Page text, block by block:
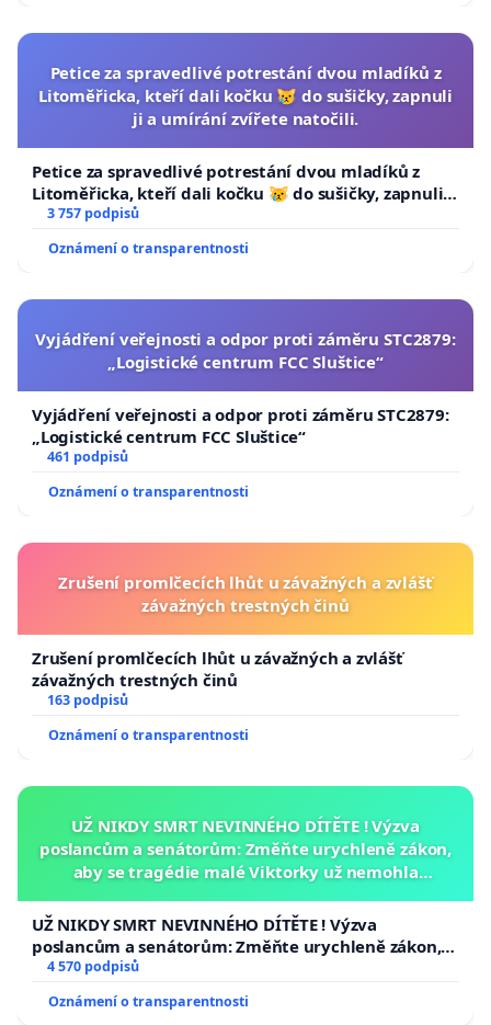
Máme za to, že je ve veřejném zájmu prokázat, že
a postupy jsou pro děti bezpečné. Bohužel se tak
přestože se k tomu Vy, Blanka Kolářová Sudíková,
roce 2010. Naopak ve své činnosti (včetně zjevně
létání miminek) nadále pokračujete, přičemž se množí
potenciálně poškozených klientů.
i psychické a emocionální, a tedy veřejnosti ráda
vyjádření a důkazy o tom, že Vaše aktivity v Plaváčku
děti prospěšné a bezpečné, případně od nich v
upustíte.
S pozdravem
Zdeňka Šíp Staňková, Děti jsou taky lidi
lektorka témat porodu, péče o dítě a rodičovství
Mgr. Martina Šípová, instruktor plavání kojenců,
předškoláků 27 let a od roku 2008 lektor
akreditovaného kurzu Instruktor dětského plavání
pohybové výchovy kojenců, batolat a dětí
věku
PhDr. Michala Škrábová, Ph.D., psycholožka
RNDr., MUDr. Barbara Kunt Vonková, lékařka
Bc. Danuše Kalinová, instruktor kojeneckého,
předškolního plavání a učitelka v MŠ
Petice za spravedlivé potrestání dvou mladíků z
Litoměřicka, kteří dali kočku 😿 do sušičky, zapnuli
ji a umírání zvířete natočili.
Petice za spravedlivé potrestání dvou mladíků z
Litoměřicka, kteří dali kočku 😿 do sušičky, zapnuli ji
a umírání zvířete natočili.
3 757 podpisů
Oznámení o transparentnosti
Vyjádření veřejnosti a odpor proti záměru STC2879:
„Logistické centrum FCC Sluštice“
Vyjádření veřejnosti a odpor proti záměru STC2879:
„Logistické centrum FCC Sluštice“
461 podpisů
Oznámení o transparentnosti
Zrušení promlčecích lhůt u závažných a zvlášť
závažných trestných činů
Zrušení promlčecích lhůt u závažných a zvlášť
závažných trestných činů
163 podpisů
Oznámení o transparentnosti
UŽ NIKDY SMRT NEVINNÉHO DÍTĚTE ! Výzva
poslancům a senátorům: Změňte urychleně zákon,
aby se tragédie malé Viktorky už nemohla
UŽ NIKDY SMRT NEVINNÉHO DÍTĚTE ! Výzva
poslancům a senátorům: Změňte urychleně zákon,
aby se tragédie malé Viktorky už nemohla opakovat!
4 570 podpisů
Oznámení o transparentnosti